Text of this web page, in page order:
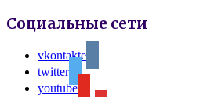
Социальные сети
vkontakte
twitter
youtube